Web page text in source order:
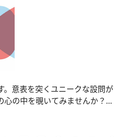
。意表を突くユニークな設問が
心の中を覗いてみませんか？
層心理……、自分でも気づかな